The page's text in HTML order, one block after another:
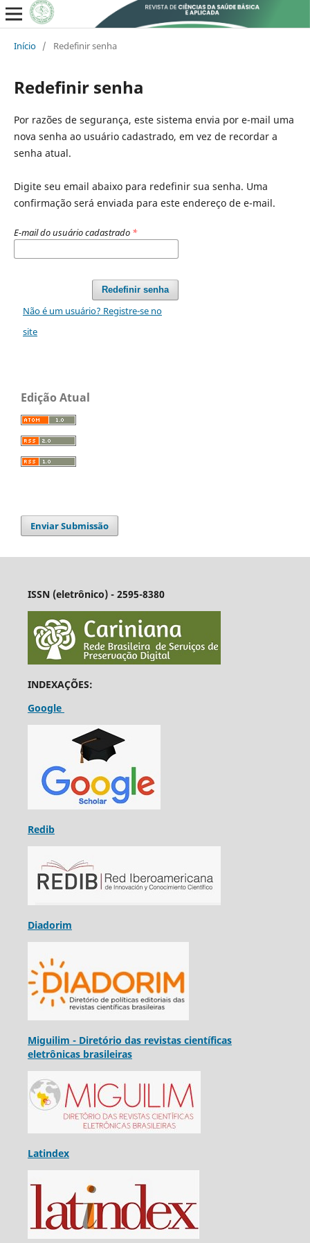
Início / Redefinir senha
Redefinir senha
Por razões de segurança, este sistema envia por e-mail uma
nova senha ao usuário cadastrado, em vez de recordar a
senha atual.
Digite seu email abaixo para redefinir sua senha. Uma
confirmação será enviada para este endereço de e-mail.
E-mail do usuário cadastrado *
Redefinir senha
Não é um usuário? Registre-se no
site
Edição Atual
Enviar Submissão
ISSN (eletrônico) - 2595-8380
INDEXAÇÕES:
Google
Redib
Diadorim
Miguilim - Diretório das revistas científicas
eletrônicas brasileiras
Latindex